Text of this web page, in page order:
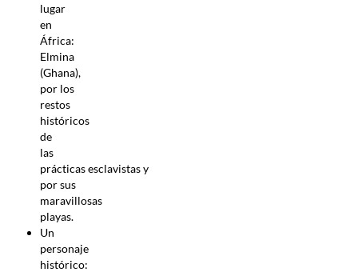
lugar
en
África:
Elmina
(Ghana),
por los
restos
históricos
de
las
prácticas esclavistas y
por sus
maravillosas
playas.
Un
personaje
histórico: